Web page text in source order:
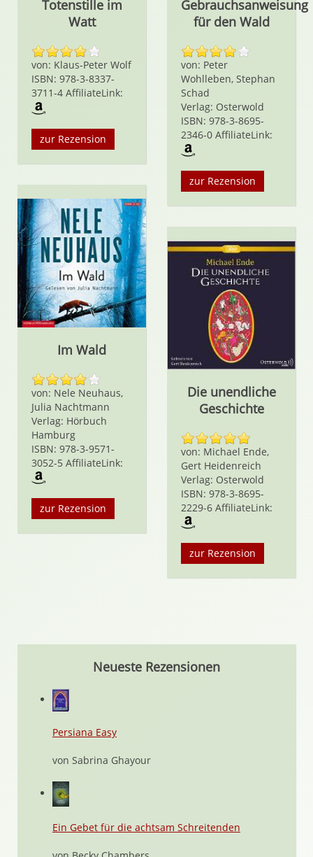
Totenstille im
Watt
von: Klaus-Peter Wolf
ISBN: 978-3-8337-
3711-4 AffiliateLink:
zur Rezension
Gebrauchsanweisung
für den Wald
von: Peter
Wohlleben, Stephan
Schad
Verlag: Osterwold
ISBN: 978-3-8695-
2346-0 AffiliateLink:
zur Rezension
Im Wald
von: Nele Neuhaus,
Julia Nachtmann
Verlag: Hörbuch
Hamburg
ISBN: 978-3-9571-
3052-5 AffiliateLink:
zur Rezension
Die unendliche
Geschichte
von: Michael Ende,
Gert Heidenreich
Verlag: Osterwold
ISBN: 978-3-8695-
2229-6 AffiliateLink:
zur Rezension
Neueste Rezensionen
Persiana Easy
von Sabrina Ghayour
Ein Gebet für die achtsam Schreitenden